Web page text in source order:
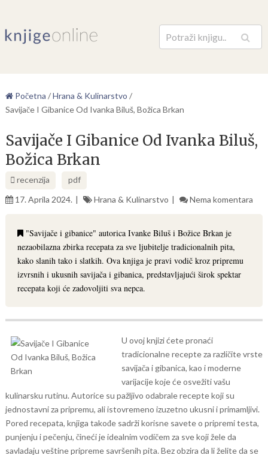
Pretraga
Početna /Hrana & Kulinarstvo /
Savijače I Gibanice Od Ivanka Biluš, Božica Brkan
Savijače I Gibanice Od Ivanka Biluš,
Božica Brkan
recenzija
pdf
17. Aprila 2024.
Hrana & Kulinarstvo Nema komentara
"Savijače i gibanice" autorica Ivanke Biluš i Božice Brkan je
nezaobilazna zbirka recepata za sve ljubitelje tradicionalnih pita,
kako slanih tako i slatkih. Ova knjiga je pravi vodič kroz pripremu
izvrsnih i ukusnih savijača i gibanica, predstavljajući širok spektar
recepata koji će zadovoljiti sva nepca.
U ovoj knjizi ćete pronaći
tradicionalne recepte za različite vrste
savijača i gibanica, kao i moderne
varijacije koje će osvežiti vašu
kulinarsku rutinu. Autorice su pažljivo odabrale recepte koji su
jednostavni za pripremu, ali istovremeno izuzetno ukusni i primamljivi.
Pored recepata, knjiga takođe sadrži korisne savete o pripremi testa,
punjenju i pečenju, čineći je idealnim vodičem za sve koji žele da
savladaju veštine pripreme savršenih pita. Bez obzira da li želite da se